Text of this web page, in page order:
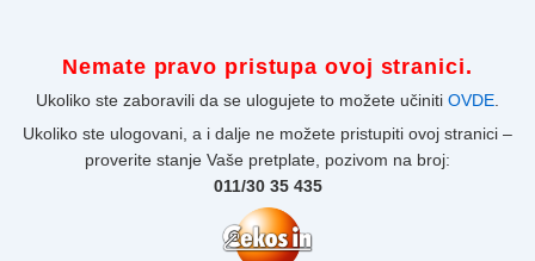
Nemate pravo pristupa ovoj stranici.
Ukoliko ste zaboravili da se ulogujete to možete učiniti OVDE
Ukoliko ste ulogovani, a i dalje ne možete pristupiti ovoj stranici –
proverite stanje Vaše pretplate, pozivom na broj:
011/30 35 435